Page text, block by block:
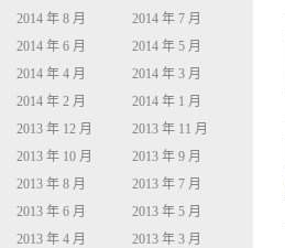
2014 年 8 月
2014 年 7 月
2014 年 6 月
2014 年 5 月
2014 年 4 月
2014 年 3 月
2014 年 2 月
2014 年 1 月
2013 年 12 月
2013 年 11 月
2013 年 10 月
2013 年 9 月
2013 年 8 月
2013 年 7 月
2013 年 6 月
2013 年 5 月
2013 年 4 月
2013 年 3 月